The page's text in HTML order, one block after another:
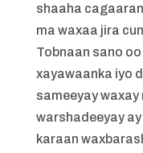
shaaha
ma waxaa jira
Tobnaan sano
xayawaanka iyo
sameeyay waxay
warshadeeyay
karaan